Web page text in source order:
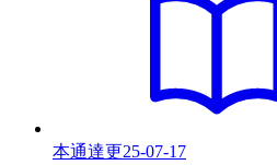
本通達更25-07-17